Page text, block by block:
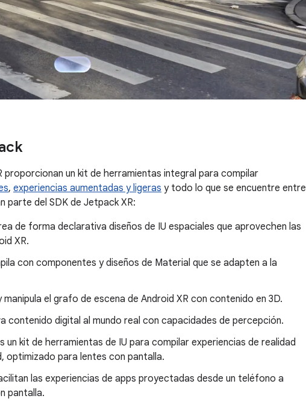
proporcionan un kit de herramientas integral para compilar
, experiencias aumentadas y ligeras y todo lo que se encuentre entre
parte del SDK de Jetpack XR:
de forma declarativa diseños de IU espaciales que aprovechen las
XR.
con componentes y diseños de Material que se adapten a la
manipula el grafo de escena de Android XR con contenido en 3D.
contenido digital al mundo real con capacidades de percepción.
un kit de herramientas de IU para compilar experiencias de realidad
optimizado para lentes con pantalla.
las experiencias de apps proyectadas desde un teléfono a
pantalla.